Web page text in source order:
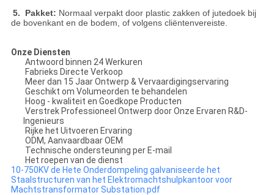
5. Pakket: Normaal verpakt door plastic zakken of jutedoek bij
de bovenkant en de bodem, of volgens cliëntenvereiste.
Onze Diensten
Antwoord binnen 24 Werkuren
Fabrieks Directe Verkoop
Meer dan 15 Jaar Ontwerp & Vervaardigingservaring
Geschikt om Volumeorden te behandelen
Hoog - kwaliteit en Goedkope Producten
Verstrek Professioneel Ontwerp door Onze Ervaren R&D-
Ingenieurs
Rijke het Uitvoeren Ervaring
ODM, Aanvaardbaar OEM
Technische ondersteuning per E-mail
Het roepen van de dienst
10-750KV de Hete Onderdompeling galvaniseerde het
Staalstructuren van het Elektromachtshulpkantoor voor
Machtstransformator Substation.pdf